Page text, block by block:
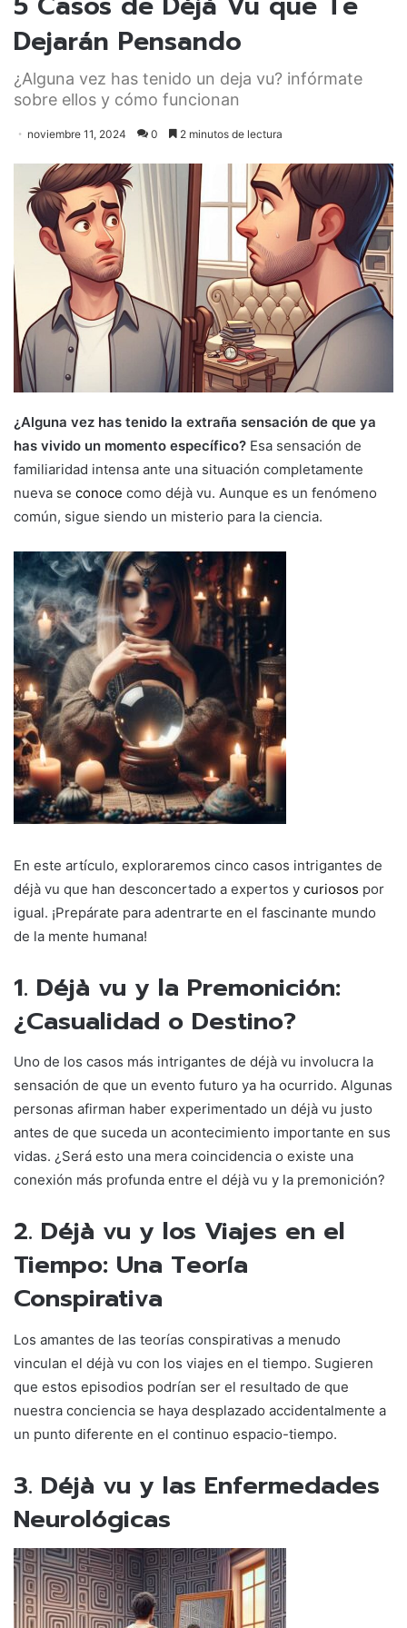
Dejarán Pensando
¿Alguna vez has tenido un deja vu? infórmate
sobre ellos y cómo funcionan
noviembre 11, 2024 0 2 minutos de lectura
¿Alguna vez has tenido la extraña sensación de que ya
has vivido un momento específico? Esa sensación de
familiaridad intensa ante una situación completamente
nueva se conoce como déjà vu. Aunque es un fenómeno
común, sigue siendo un misterio para la ciencia.
En este artículo, exploraremos cinco casos intrigantes de
déjà vu que han desconcertado a expertos y curiosos por
igual. ¡Prepárate para adentrarte en el fascinante mundo
de la mente humana!
1. Déjà vu y la Premonición:
¿Casualidad o Destino?
Uno de los casos más intrigantes de déjà vu involucra la
sensación de que un evento futuro ya ha ocurrido. Algunas
personas afirman haber experimentado un déjà vu justo
antes de que suceda un acontecimiento importante en sus
vidas. ¿Será esto una mera coincidencia o existe una
conexión más profunda entre el déjà vu y la premonición?
2. Déjà vu y los Viajes en el
Tiempo: Una Teoría
Conspirativa
Los amantes de las teorías conspirativas a menudo
vinculan el déjà vu con los viajes en el tiempo. Sugieren
que estos episodios podrían ser el resultado de que
nuestra conciencia se haya desplazado accidentalmente a
un punto diferente en el continuo espacio-tiempo.
3. Déjà vu y las Enfermedades
Neurológicas